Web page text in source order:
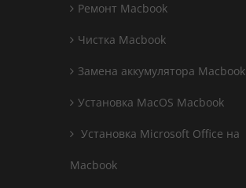
Ремонт Macbook
Чистка Macbook
Замена аккумулятора Macbook
Установка MacOS Macbook
Установка Microsoft Office на
Macbook